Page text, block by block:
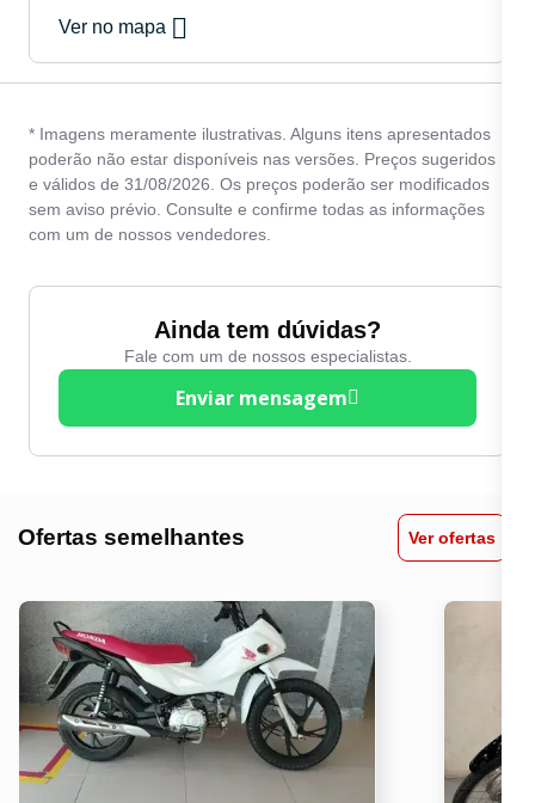
Ver no mapa
* Imagens meramente ilustrativas. Alguns itens apresentados
poderão não estar disponíveis nas versões. Preços sugeridos
e válidos de 31/08/2026. Os preços poderão ser modificados
sem aviso prévio. Consulte e confirme todas as informações
com um de nossos vendedores.
Ainda tem dúvidas?
Fale com um de nossos especialistas.
Enviar mensagem
Ofertas semelhantes Ver ofertas